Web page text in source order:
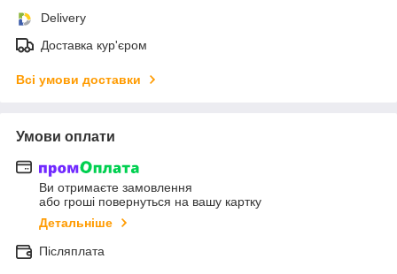
Delivery
Доставка кур'єром
Всі умови доставки
Умови оплати
Ви отримаєте замовлення
або гроші повернуться на вашу картку
Детальніше
Післяплата